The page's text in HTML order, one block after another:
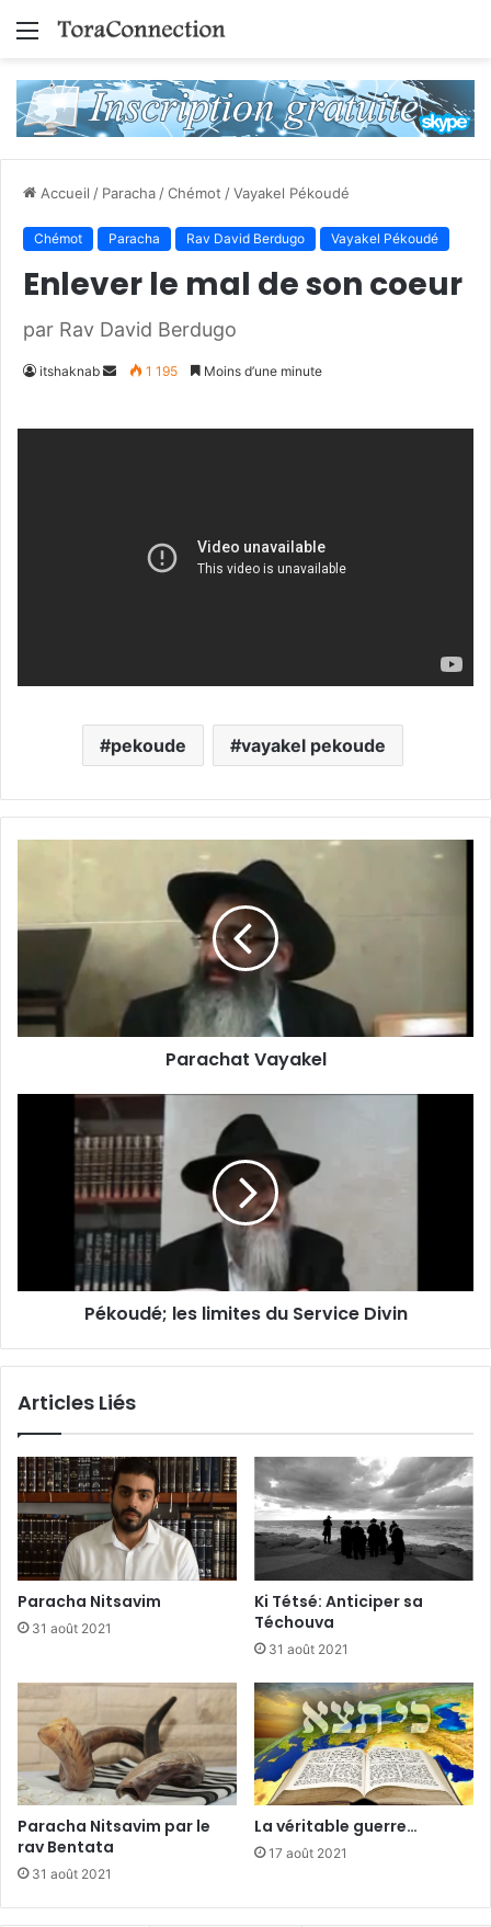
Menu
Accueil / Paracha /Chémot /Vayakel Pékoudé
Chémot Paracha Rav David Berdugo Vayakel Pékoudé
Enlever le mal de son coeur
par Rav David Berdugo
itshaknab
Envoyer
1 195 Moins d’une minute
pekoude vayakel pekoude
Parachat Vayakel
Pékoudé; les limites du Service Divin
Articles Liés
Paracha Nitsavim
31 août 2021
Ki Tétsé: Anticiper sa
Téchouva
31 août 2021
Paracha Nitsavim par le
rav Bentata
31 août 2021
La véritable guerre…
17 août 2021